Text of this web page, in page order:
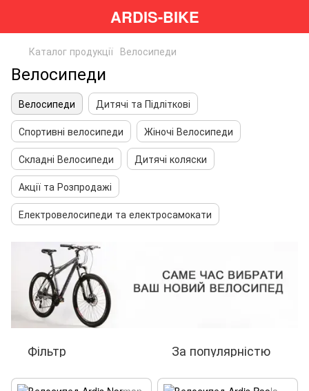
ARDIS-BIKE
Каталог продукції Велосипеди
Велосипеди
Велосипеди
Дитячі та Підліткові
Спортивні велосипеди
Жіночі Велосипеди
Складні Велосипеди
Дитячі коляски
Акції та Розпродажі
Електровелосипеди та електросамокати
Фільтр За популярністю